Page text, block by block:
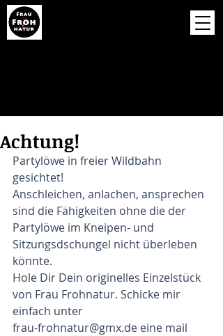
Achtung!
Partylöwe in freier Wildbahn
gesichtet!
Anschleichen, anlachen, ansprechen
sind die Fähigkeiten ohne die der
Partylöwe im Kneipen- und
Sitzungsdschungel nicht überleben
könnte.
Hole Dir Dein originelles Einzelstück
von Frau Frohnatur. Schicke mir
einfach unter
frau-frohnatur@gmx.de eine mail